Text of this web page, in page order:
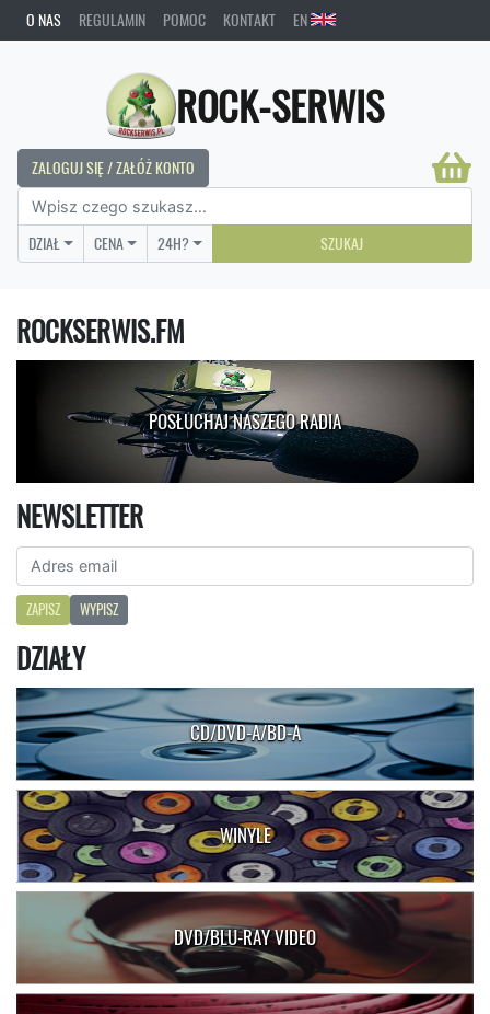
O NAS REGULAMIN POMOC KONTAKT EN
ROCK-SERWIS
ZALOGUJ SIĘ / ZAŁÓŻ KONTO
DZIAŁ CENA 24H? SZUKAJ
ROCKSERWIS.FM
POSŁUCHAJ NASZEGO RADIA
NEWSLETTER
ZAPISZ WYPISZ
DZIAŁY
CD/DVD-A/BD-A
WINYLE
DVD/BLU-RAY VIDEO